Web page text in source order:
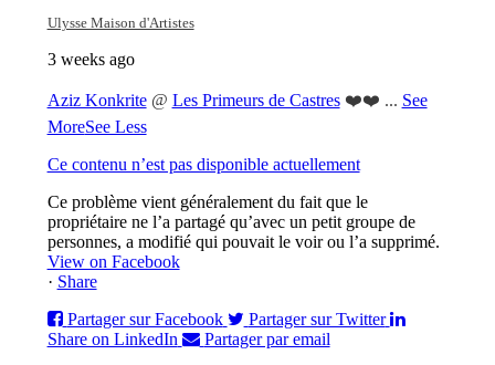
Ulysse Maison d'Artistes
3 weeks ago
Aziz Konkrite@ Les Primeurs de Castres❤️❤️ ... See
MoreSee Less
Ce contenu n’est pas disponible actuellement
Ce problème vient généralement du fait que le
propriétaire ne l’a partagé qu’avec un petit groupe de
personnes, a modifié qui pouvait le voir ou l’a supprimé.
View on Facebook
· Share
Partager sur Facebook
Partager sur Twitter
Share on LinkedIn
Partager par email